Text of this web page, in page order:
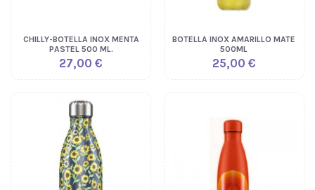
CHILLY-BOTELLA INOX MENTA
PASTEL 500 ML.
27,00 €
BOTELLA INOX AMARILLO MATE
500ML
25,00 €